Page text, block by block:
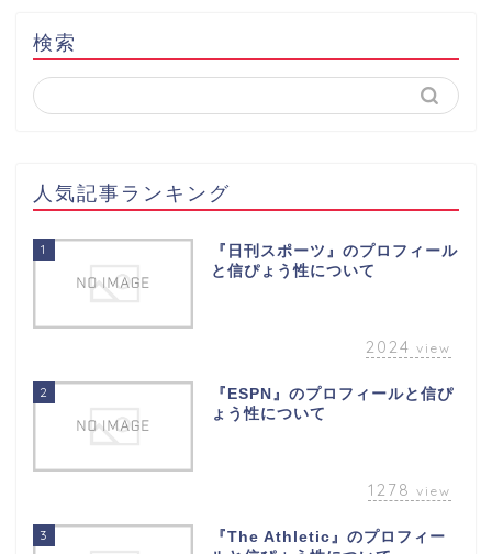
検索
人気記事ランキング
1
『日刊スポーツ』のプロフィール
と信ぴょう性について
2024 view
2
『ESPN』のプロフィールと信ぴ
ょう性について
1278 view
3
『The Athletic』のプロフィー